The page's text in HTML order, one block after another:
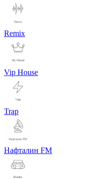
Remix
Vip House
Trap
Нафталин FM